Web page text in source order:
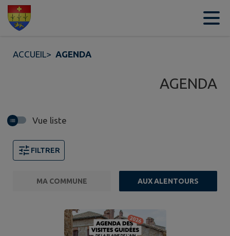
Contenu
ACCUEIL> AGENDA
AGENDA
Vue liste
FILTRER
MA COMMUNE AUX ALENTOURS